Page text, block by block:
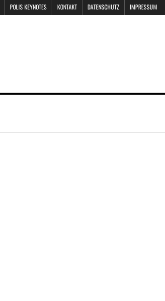
POLIS KEYNOTES KONTAKT DATENSCHUTZ IMPRESSUM